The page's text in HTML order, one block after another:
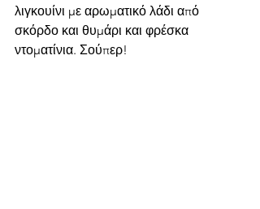
λιγκουίνι με αρωματικό λάδι από
σκόρδο και θυμάρι και φρέσκα
ντοματίνια. Σούπερ!